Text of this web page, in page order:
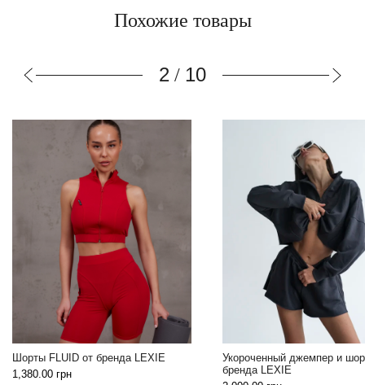
Похожие товары
3 / 10
LEXIE
Укороченный джемпер и шорты от
Beom